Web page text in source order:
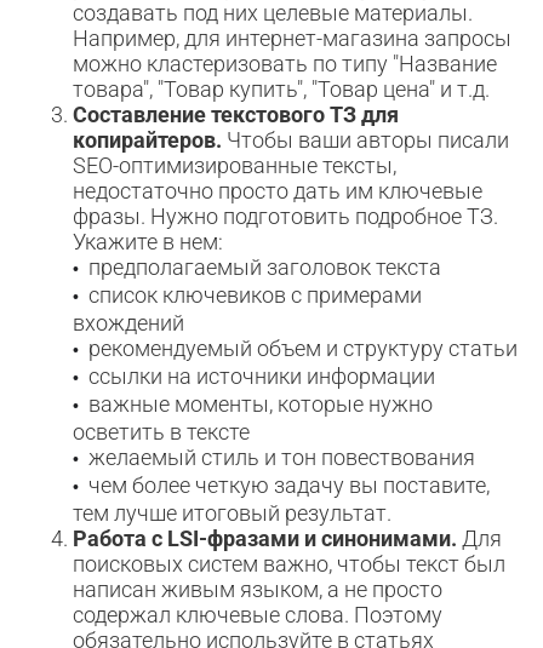
создавать под них целевые материалы.
Например, для интернет-магазина запросы
можно кластеризовать по типу "Название
товара", "Товар купить", "Товар цена" и т.д.
Составление текстового ТЗ для
копирайтеров. Чтобы ваши авторы писали
SEO-оптимизированные тексты,
недостаточно просто дать им ключевые
фразы. Нужно подготовить подробное ТЗ.
Укажите в нем:
• предполагаемый заголовок текста
• список ключевиков с примерами
вхождений
• рекомендуемый объем и структуру статьи
• ссылки на источники информации
• важные моменты, которые нужно
осветить в тексте
• желаемый стиль и тон повествования
• чем более четкую задачу вы поставите,
тем лучше итоговый результат.
Работа с LSI-фразами и синонимами. Для
поисковых систем важно, чтобы текст был
написан живым языком, а не просто
содержал ключевые слова. Поэтому
обязательно используйте в статьях